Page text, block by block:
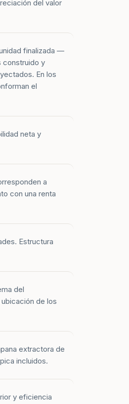
del valor
finalizada —
construido y
En los
el
neta y
a
con una renta
Estructura
del
de los
extractora de
incluidos.
y eficiencia